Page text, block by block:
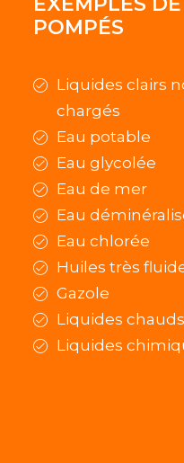
POMPÉS
Liquides clairs
chargés
Eau potable
Eau glycolée
Eau de mer
Eau
Eau chlorée
Huiles très
Gazole
Liquides chauds
Liquides